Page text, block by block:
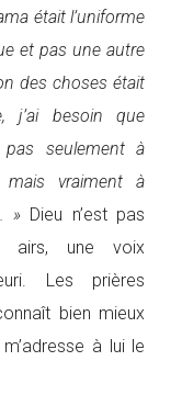
était l’uniforme
et pas une autre
des choses était
j’ai besoin que
pas seulement à
mais vraiment à
» Dieu n’est pas
airs, une voix
Les prières
bien mieux
à lui le